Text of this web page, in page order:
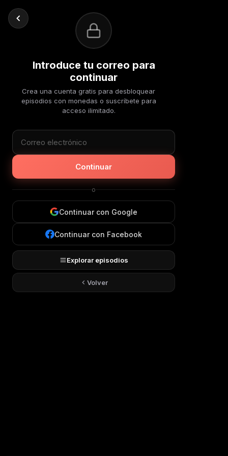
Introduce tu correo para
continuar
Crea una cuenta gratis para desbloquear
episodios con monedas o suscríbete para
acceso ilimitado.
Continuar
o
Continuar con Google
Continuar con Facebook
Explorar episodios
Volver